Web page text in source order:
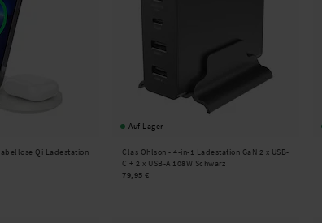
Qi Ladestation
Auf Lager
Clas Ohlson -4-in-1 Ladestation GaN 2 x USB-
C + 2 x USB-A 108W Schwarz
79,95 €